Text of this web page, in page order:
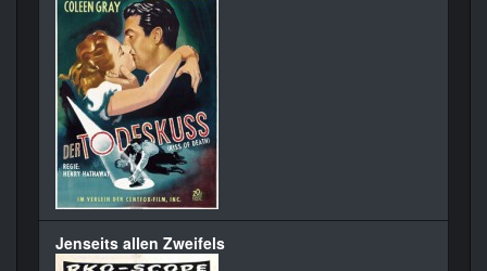
Jenseits allen Zweifels